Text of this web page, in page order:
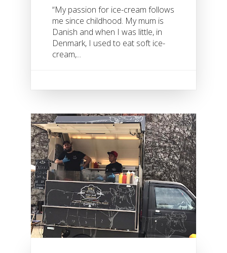
“My passion for ice-cream follows
me since childhood. My mum is
Danish and when I was little, in
Denmark, I used to eat soft ice-
cream,...